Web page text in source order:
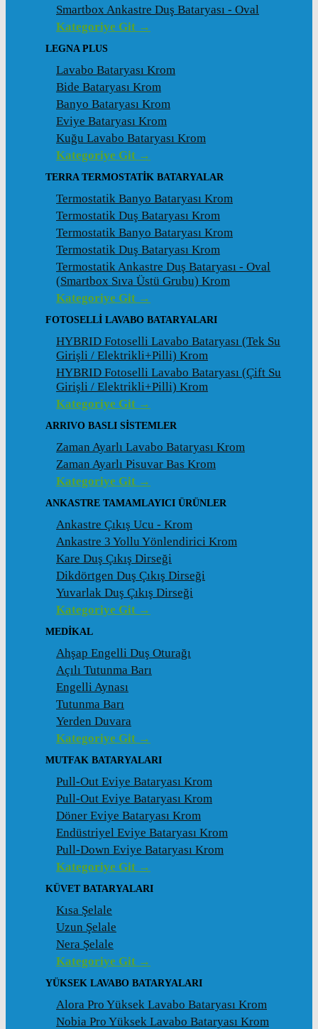
Smartbox Ankastre Duş Bataryası - Oval
Kategoriye Git →
LEGNA PLUS
Lavabo Bataryası Krom
Bide Bataryası Krom
Banyo Bataryası Krom
Eviye Bataryası Krom
Kuğu Lavabo Bataryası Krom
Kategoriye Git →
TERRA TERMOSTATİK BATARYALAR
Termostatik Banyo Bataryası Krom
Termostatik Duş Bataryası Krom
Termostatik Banyo Bataryası Krom
Termostatik Duş Bataryası Krom
Termostatik Ankastre Duş Bataryası - Oval
(Smartbox Sıva Üstü Grubu) Krom
Kategoriye Git →
FOTOSELLİ LAVABO BATARYALARI
HYBRID Fotoselli Lavabo Bataryası (Tek Su
Girişli / Elektrikli+Pilli) Krom
HYBRID Fotoselli Lavabo Bataryası (Çift Su
Girişli / Elektrikli+Pilli) Krom
Kategoriye Git →
ARRIVO BASLI SİSTEMLER
Zaman Ayarlı Lavabo Bataryası Krom
Zaman Ayarlı Pisuvar Bas Krom
Kategoriye Git →
ANKASTRE TAMAMLAYICI ÜRÜNLER
Ankastre Çıkış Ucu - Krom
Ankastre 3 Yollu Yönlendirici Krom
Kare Duş Çıkış Dirseği
Dikdörtgen Duş Çıkış Dirseği
Yuvarlak Duş Çıkış Dirseği
Kategoriye Git →
MEDİKAL
Ahşap Engelli Duş Oturağı
Açılı Tutunma Barı
Engelli Aynası
Tutunma Barı
Yerden Duvara
Kategoriye Git →
MUTFAK BATARYALARI
Pull-Out Eviye Bataryası Krom
Pull-Out Eviye Bataryası Krom
Döner Eviye Bataryası Krom
Endüstriyel Eviye Bataryası Krom
Pull-Down Eviye Bataryası Krom
Kategoriye Git →
KÜVET BATARYALARI
Kısa Şelale
Uzun Şelale
Nera Şelale
Kategoriye Git →
YÜKSEK LAVABO BATARYALARI
Alora Pro Yüksek Lavabo Bataryası Krom
Nobia Pro Yüksek Lavabo Bataryası Krom